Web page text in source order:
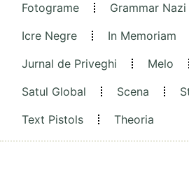
Fotograme
Grammar Nazi
Icre Negre
In Memoriam
Jurnal de Priveghi
Melo
Satul Global
Scena
Text Pistols
Theoria